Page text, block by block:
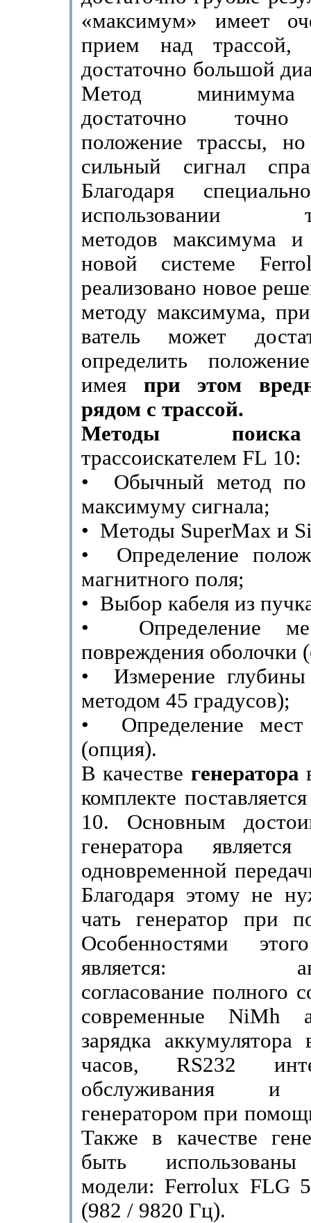
«максимум» имеет
прием над
достаточно большой
Метод минимума
достаточно точно
положение трассы,
сильный сигнал
Благодаря
использовании
методов максимума
новой системе
реализовано новое
методу максимума,
ватель может
определить
имея при этом
рядом с трассой.
Методы
трассоискателем FL 10:
•
Обычный метод
максимуму сигнала;
• Методы SuperMax и
•
Определение
магнитного поля;
• Выбор кабеля из
•
Определение
повреждения оболочки
•
Измерение
методом 45 градусов);
•
Определение
(опция).
В качестве генератора
комплекте
10. Основным
генератора
одновременной
Благодаря этому не
чать генератор при
Особенностями
являет­ся:
согласование полного
современные NiMh
зарядка
часов, RS232
обслуживания и
генератором при
Так­же в качестве
быть
модели: Ferrolux FLG
(982 / 9820 Гц).